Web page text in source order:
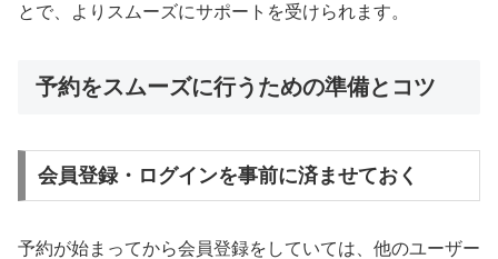
とで、よりスムーズにサポートを受けられます。
予約をスムーズに行うための準備とコツ
会員登録・ログインを事前に済ませておく
予約が始まってから会員登録をしていては、他のユーザー